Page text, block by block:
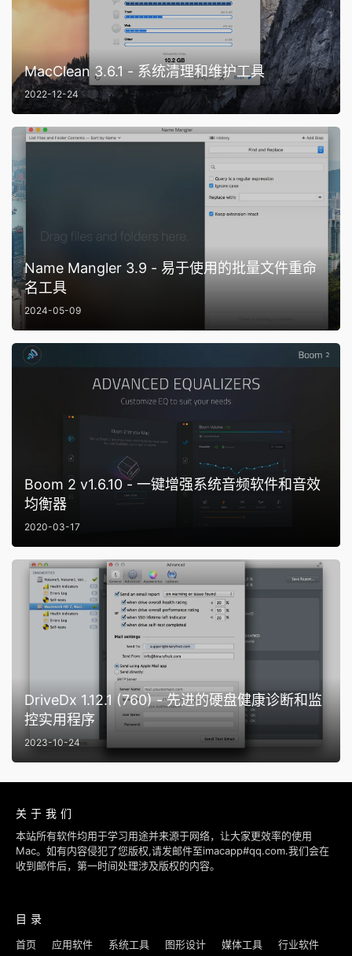
MacClean 3.6.1 - 系统清理和维护工具
2022-12-24
Name Mangler 3.9 - 易于使用的批量文件重命
名工具
2024-05-09
Boom 2 v1.6.10 - 一键增强系统音频软件和音效
均衡器
2020-03-17
DriveDx 1.12.1 (760) - 先进的硬盘健康诊断和监
控实用程序
2023-10-24
关于我们
本站所有软件均用于学习用途并来源于网络，让大家更效率的使用
Mac。如有内容侵犯了您版权,请发邮件至imacapp#qq.com.我们会在
收到邮件后，第一时间处理涉及版权的内容。
目录
首页 应用软件 系统工具 图形设计 媒体工具 行业软件